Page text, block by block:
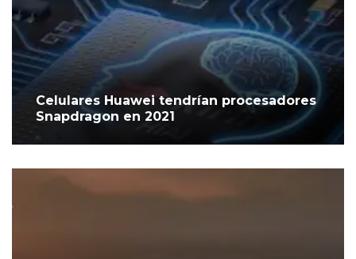
Celulares Huawei tendrían procesadores
Snapdragon en 2021